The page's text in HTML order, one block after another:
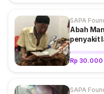
SAPA
Abah
penyakit
Rp 30.000
SAPA